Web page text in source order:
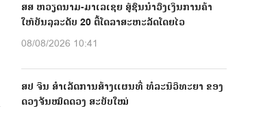
ສສ ຫວຽດນາມ-ມາເລເຊຍ ສູ້ຊົນນຳວົງເງິນການຄ້າ
ໃຫ້ບັນລຸລະດັບ 20 ຕື້ໂດລາສະຫະລັດໂດຍໄວ
08/08/2026 10:41
ສປ ຈີນ ສຳເລັດການສ້າງແຜນທີ່ ທໍລະນີວິທະຍາ ຂອງ
ດວງຈັນໝົດດວງ ສະບັບໃໝ່